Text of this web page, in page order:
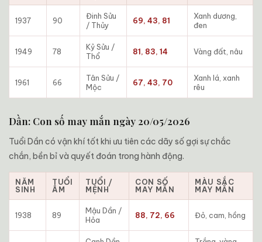
1937 90
Đinh Sửu
/ Thủy
69, 43, 81
Xanh dương,
đen
1949 78
Kỷ Sửu /
Thổ
81, 83, 14 Vàng đất, nâu
1961 66
Tân Sửu /
Mộc
67, 43, 70
Xanh lá, xanh
rêu
Dần: Con số may mắn ngày 20/05/2026
Tuổi Dần có vận khí tốt khi ưu tiên các dãy số gợi sự chắc
chắn, bền bỉ và quyết đoán trong hành động.
NĂM
SINH
TUỔI
ÂM
TUỔI /
MỆNH
CON SỐ
MAY MẮN
MÀU SẮC
MAY MẮN
1938 89
Mậu Dần /
Hỏa
88, 72, 66 Đỏ, cam, hồng